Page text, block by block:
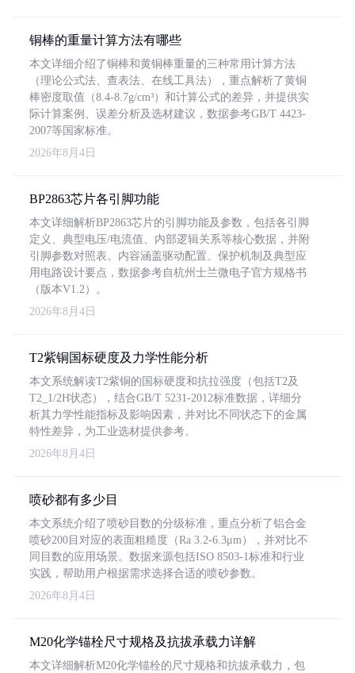
铜棒的重量计算方法有哪些
本文详细介绍了铜棒和黄铜棒重量的三种常用计算方法
（理论公式法、查表法、在线工具法），重点解析了黄铜
棒密度取值（8.4-8.7g/cm³）和计算公式的差异，并提供实
际计算案例、误差分析及选材建议，数据参考GB/T 4423-
2007等国家标准。
2026年8月4日
BP2863芯片各引脚功能
本文详细解析BP2863芯片的引脚功能及参数，包括各引脚
定义、典型电压/电流值、内部逻辑关系等核心数据，并附
引脚参数对照表。内容涵盖驱动配置、保护机制及典型应
用电路设计要点，数据参考自杭州士兰微电子官方规格书
（版本V1.2）。
2026年8月4日
T2紫铜国标硬度及力学性能分析
本文系统解读T2紫铜的国标硬度和抗拉强度（包括T2及
T2_1/2H状态），结合GB/T 5231-2012标准数据，详细分
析其力学性能指标及影响因素，并对比不同状态下的金属
特性差异，为工业选材提供参考。
2026年8月4日
喷砂都有多少目
本文系统介绍了喷砂目数的分级标准，重点分析了铝合金
喷砂200目对应的表面粗糙度（Ra 3.2-6.3μm），并对比不
同目数的应用场景。数据来源包括ISO 8503-1标准和行业
实践，帮助用户根据需求选择合适的喷砂参数。
2026年8月4日
M20化学锚栓尺寸规格及抗拔承载力详解
本文详细解析M20化学锚栓的尺寸规格和抗拔承载力，包